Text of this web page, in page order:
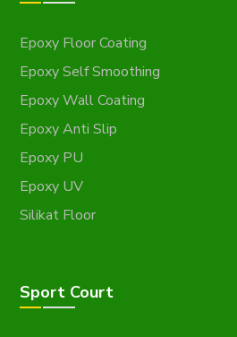
Epoxy Floor Coating
Epoxy Self Smoothing
Epoxy Wall Coating
Epoxy Anti Slip
Epoxy PU
Epoxy UV
Silikat Floor
Sport Court